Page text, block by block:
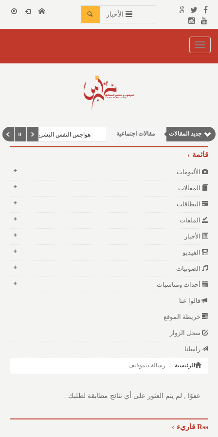
الأخبار
Toggle
navigation
جديد المقالات مقالات اجتماعية
مقالات إقتصادية
هواجس النفس البشرية بين مطرقة
قائمة
الألبومات
المقالات
البطاقات
الملفات
الأخبار
الفيديو
الصوتيات
أحداث ومناسبات
قالوا عنا
خريطة الموقع
سجل الزوار
راسلنا
الرئيسية رسالة ديموفنف
عفوًا , لم يتم العثور على أي نتائج مطابقة لطلبك .
Rss قاريء